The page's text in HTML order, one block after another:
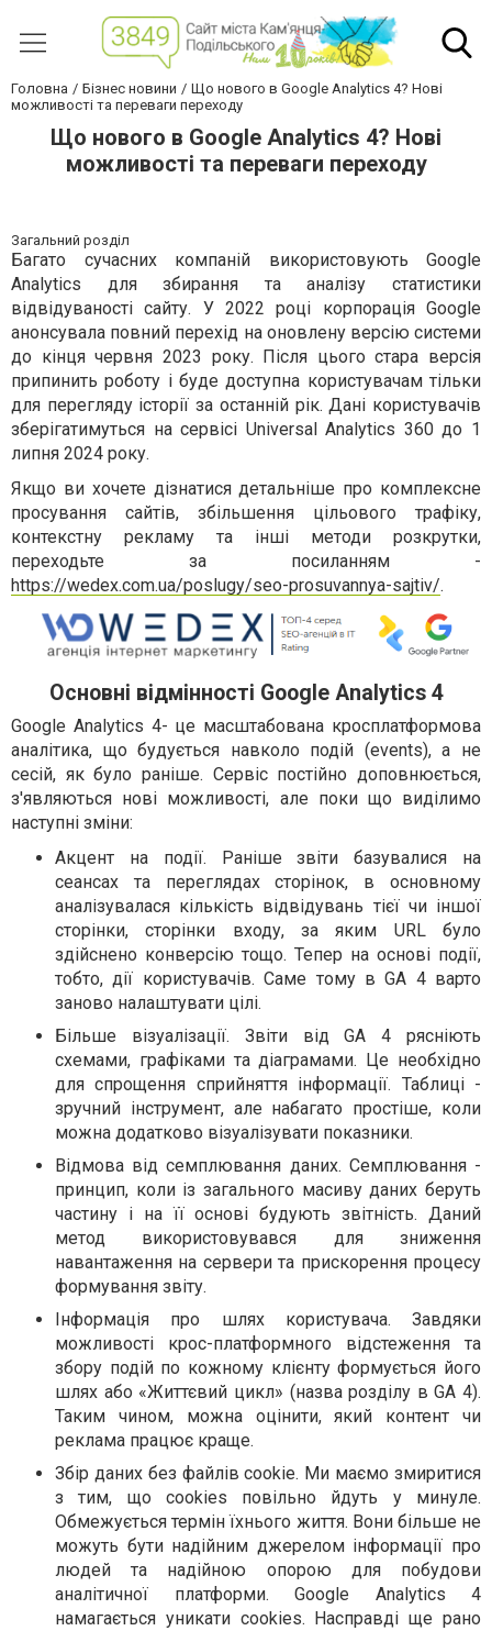
Головна Бізнес новини
Що нового в Google Analytics 4? Нові
можливості та переваги переходу
Що нового в Google Analytics 4? Нові
можливості та переваги переходу
Загальний розділ
Багато сучасних компаній використовують Google
Analytics для збирання та аналізу статистики
відвідуваності сайту. У 2022 році корпорація Google
анонсувала повний перехід на оновлену версію системи
до кінця червня 2023 року. Після цього стара версія
припинить роботу і буде доступна користувачам тільки
для перегляду історії за останній рік. Дані користувачів
зберігатимуться на сервісі Universal Analytics 360 до 1
липня 2024 року.
Якщо ви хочете дізнатися детальніше про комплексне
просування сайтів, збільшення цільового трафіку,
контекстну рекламу та інші методи розкрутки,
переходьте за посиланням -
https://wedex.com.ua/poslugy/seo-prosuvannya-sajtiv/.
Основні відмінності Google Analytics 4
Google Analytics 4- це масштабована кросплатформова
аналітика, що будується навколо подій (events), а не
сесій, як було раніше. Сервіс постійно доповнюється,
з'являються нові можливості, але поки що виділимо
наступні зміни:
Акцент на події. Раніше звіти базувалися на
сеансах та переглядах сторінок, в основному
аналізувалася кількість відвідувань тієї чи іншої
сторінки, сторінки входу, за яким URL було
здійснено конверсію тощо. Тепер на основі події,
тобто, дії користувачів. Саме тому в GA 4 варто
заново налаштувати цілі.
Більше візуалізації. Звіти від GA 4 рясніють
схемами, графіками та діаграмами. Це необхідно
для спрощення сприйняття інформації. Таблиці -
зручний інструмент, але набагато простіше, коли
можна додатково візуалізувати показники.
Відмова від семплювання даних. Семплювання -
принцип, коли із загального масиву даних беруть
частину і на її основі будують звітність. Даний
метод використовувався для зниження
навантаження на сервери та прискорення процесу
формування звіту.
Інформація про шлях користувача. Завдяки
можливості крос-платформного відстеження та
збору подій по кожному клієнту формується його
шлях або «Життєвий цикл» (назва розділу в GA 4).
Таким чином, можна оцінити, який контент чи
реклама працює краще.
Збір даних без файлів cookie. Ми маємо змиритися
з тим, що cookies повільно йдуть у минуле.
Обмежується термін їхнього життя. Вони більше не
можуть бути надійним джерелом інформації про
людей та надійною опорою для побудови
аналітичної платформи. Google Analytics 4
намагається уникати cookies. Насправді ще рано